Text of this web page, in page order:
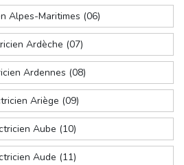
Alpes-Maritimes (06)
Ardèche (07)
Ardennes (08)
Ariège (09)
Aube (10)
Aude (11)